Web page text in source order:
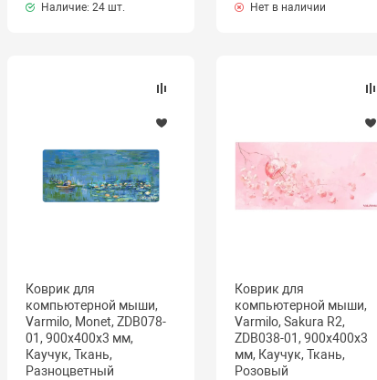
Наличие: 24 шт. Нет в наличии
Коврик для
компьютерной мыши,
Varmilo, Monet, ZDB078-
01, 900х400х3 мм,
Каучук, Ткань,
Разноцветный
Коврик для
компьютерной мыши,
Varmilo, Sakura R2,
ZDB038-01, 900х400х3
мм, Каучук, Ткань,
Розовый